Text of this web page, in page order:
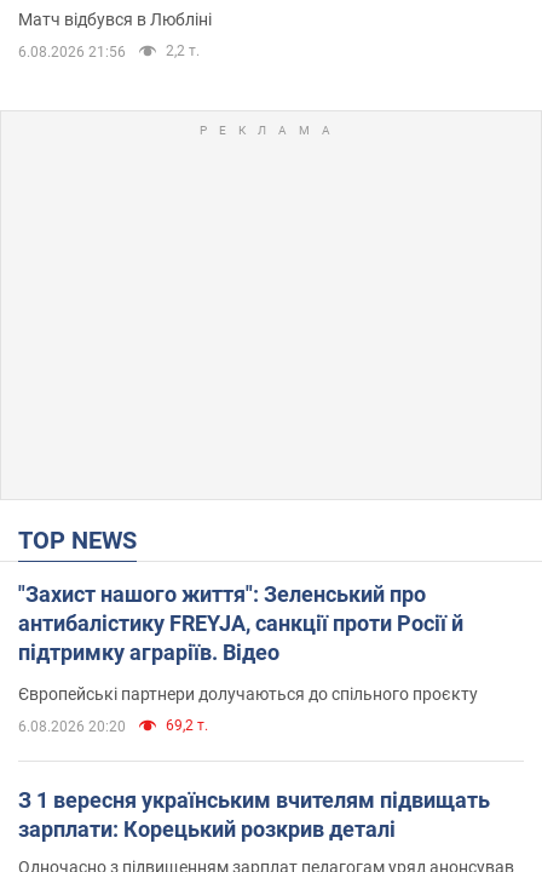
Матч відбувся в Любліні
6.08.2026 21:56 2,2 т.
TOP NEWS
"Захист нашого життя": Зеленський про
антибалістику FREYJA, санкції проти Росії й
підтримку аграріїв. Відео
Європейські партнери долучаються до спільного проєкту
6.08.2026 20:20 69,2 т.
З 1 вересня українським вчителям підвищать
зарплати: Корецький розкрив деталі
Одночасно з підвищенням зарплат педагогам уряд анонсував